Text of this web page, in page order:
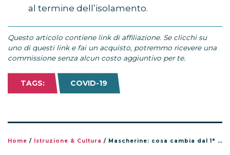
al termine dell’isolamento.
Questo articolo contiene link di affiliazione. Se clicchi su
uno di questi link e fai un acquisto, potremmo ricevere una
commissione senza alcun costo aggiuntivo per te.
TAGS: COVID-19
Home / Istruzione & Cultura / Mascherine: cosa cambia dal 1° ottobre 2022